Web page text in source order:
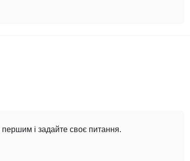
і задайте своє питання.